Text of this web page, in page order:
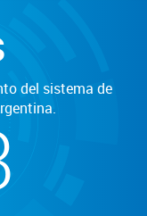
del sistema de